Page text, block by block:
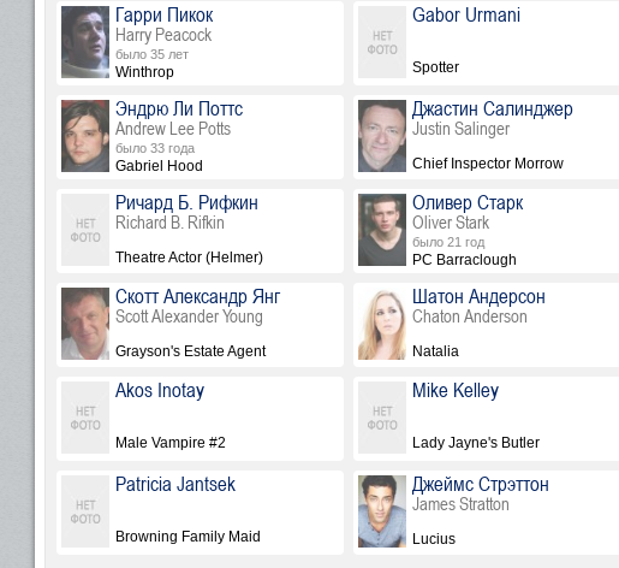
Гарри Пикок
Harry Peacock
было 35 лет
Winthrop
Gabor Urmani
Spotter
Эндрю Ли Поттс
Andrew Lee Potts
было 33 года
Gabriel Hood
Джастин Салинджер
Justin Salinger
Chief Inspector Morrow
Ричард Б. Рифкин
Richard B. Rifkin
Theatre Actor (Helmer)
Оливер Старк
Oliver Stark
было 21 год
PC Barraclough
Скотт Александр Янг
Scott Alexander Young
Grayson's Estate Agent
Шатон Андерсон
Chaton Anderson
Natalia
Akos Inotay
Male Vampire #2
Mike Kelley
Lady Jayne's Butler
Patricia Jantsek
Browning Family Maid
Джеймс Стрэттон
James Stratton
Lucius